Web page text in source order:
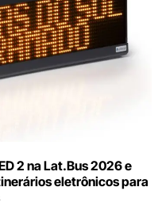
2 na Lat.Bus 2026 e
eletrônicos para